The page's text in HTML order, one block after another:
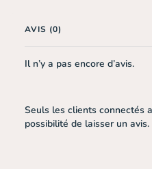
AVIS (0)
Il n’y a pas encore d’avis.
Seuls les clients connectés
possibilité de laisser un avis.